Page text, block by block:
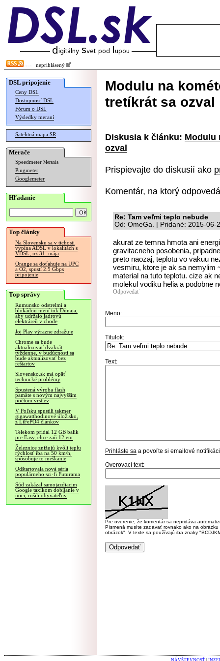
neprihlásený
DSL pripojenie
Ceny DSL
Dostupnosť DSL
Fórum o DSL
Výsledky meraní
Satelitná mapa SR
Merače
Speedmeter Merania
Pingmeter
Googlemeter
Hľadanie
Top články
Na Slovensku sa v tichosti
vypína ADSL v lokalitách s
VDSL, už 31. mája
Orange sa doťahuje na UPC
a O2, spustí 2.5 Gbps
pripojenie
Top správy
Rumunsko odstrelmi a
blokádou mení tok Dunaja,
aby udržalo jadrovú
elektráreň v chode
Joj Play výrazne zdražuje
Chrome sa bude
aktualizovať dvakrát
týždenne, v budúcnosti sa
bude aktualizovať bez
reštartov
Slovensko.sk má opäť
technické problémy
Spustená výroba flash
pamäte s novým najvyšším
počtom vrstiev
V Poľsku spustili takmer
gigawatthodinové úložisko,
z LiFePO4 článkov
Telekom pridal 12 GB balík
pre Easy, chce zaň 12 eur
Železnice znižujú kvôli teplu
rýchlosť iba na 50 km/h,
spôsobuje to meškanie
Odštartovala nová séria
populárneho sci-fi Futurama
Súd zakázal samojazdiacim
Google taxíkom dobíjanie v
noci, rušili obyvateľov
Modulu na
tretíkrát sa ozval
Diskusia k článku: Modulu
ozval
Prispievajte do diskusií ako
Komentár, na ktorý
Re: Tam veľmi teplo nebude
Od: OmeGa. | Pridané: 2015-06-
akurat ze temna hmota ani
gravitacneho posobenia,
preto naozaj, teplotu vo vakuu
vesmiru, ktore je ak sa nemylim
material na tuto teplotu. cize ak
molekul vodiku helia a podobne
Odpovedať
Meno:
Titulok:
Text:
Prihláste sa a povoľte si emailové
Overovací text:
Pre overenie, že komentár sa nepridáva
Písmená musíte zadávať rovnako ako na
obrázok". V texte sa používajú iba znaky
NÁVŠTEVNOSŤ